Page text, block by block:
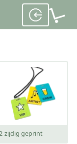
zijdig geprint